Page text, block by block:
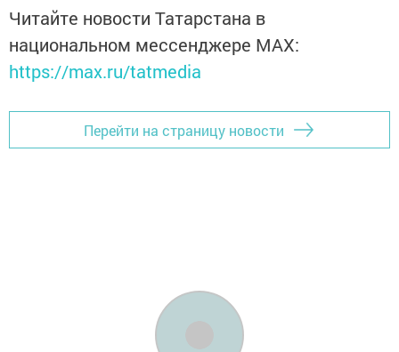
Читайте новости Татарстана в
национальном мессенджере MАХ:
https://max.ru/tatmedia
Перейти на страницу новости